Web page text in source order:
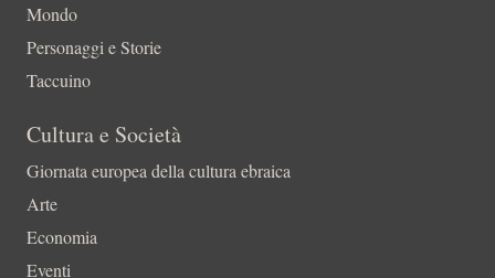
Mondo
Personaggi e Storie
Taccuino
Cultura e Società
Giornata europea della cultura ebraica
Arte
Economia
Eventi